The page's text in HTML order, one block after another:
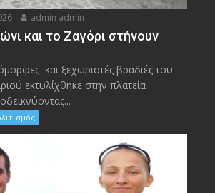
admin admin
και το Ζαγόρι στήνουν
και ξεχωριστές βραδιές του
εκτυλίχθηκε στην πλατεία